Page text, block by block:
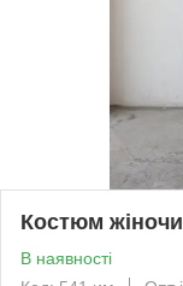
Костюм
В наявності